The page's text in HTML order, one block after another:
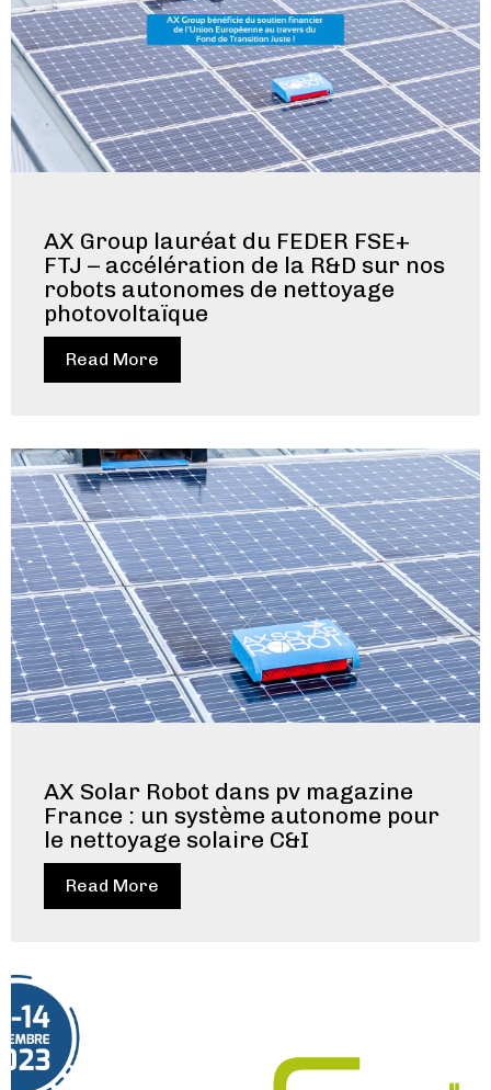
AX Group lauréat du FEDER FSE+
FTJ – accélération de la R&D sur nos
robots autonomes de nettoyage
photovoltaïque
Read More
AX Solar Robot dans pv magazine
France : un système autonome pour
le nettoyage solaire C&I
Read More